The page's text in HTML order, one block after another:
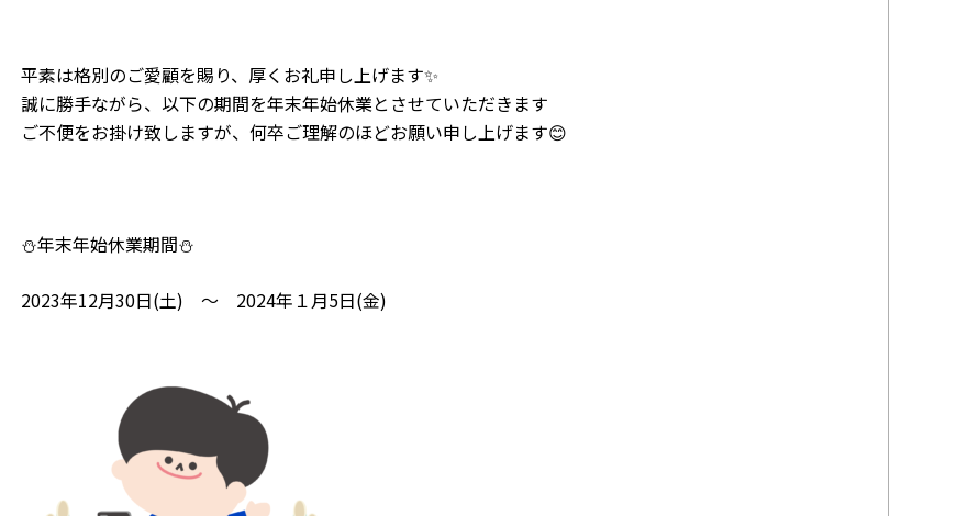
平素は格別のご愛顧を賜り、厚くお礼申し上げます✨
誠に勝手ながら、以下の期間を年末年始休業とさせていただきます
ご不便をお掛け致しますが、何卒ご理解のほどお願い申し上げます😊
⛄年末年始休業期間⛄
2023年12月30日(土) ～ 2024年１月5日(金)